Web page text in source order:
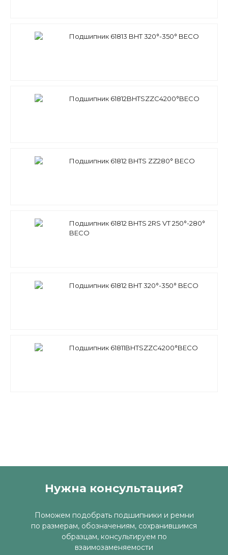
Подшипник 61813 BHT 320°-350° BECO
Подшипник 61812BHTSZZC4200°BECO
Подшипник 61812 BHTS ZZ280° BECO
Подшипник 61812 BHTS 2RS VT 250°-280°
BECO
Подшипник 61812 BHT 320°-350° BECO
Подшипник 61811BHTSZZC4200°BECO
Нужна консультация?
Поможем подобрать подшипники и ремни
по размерам, обозначениям, сохранившимся
образцам, консультируем по
взаимозаменяемости